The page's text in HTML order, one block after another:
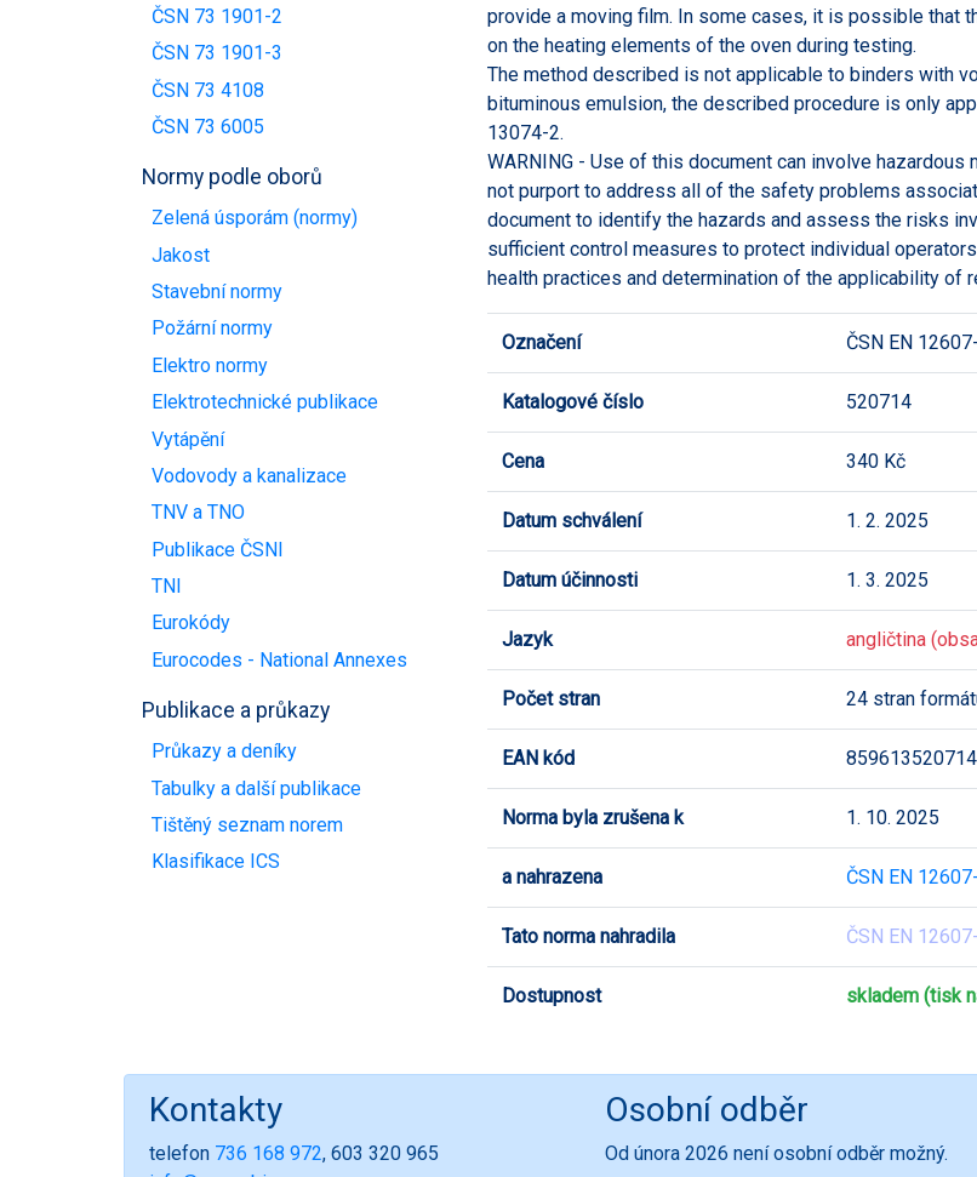
ČSN 73 1901-2
ČSN 73 1901-3
ČSN 73 4108
ČSN 73 6005
Normy podle oborů
Zelená úsporám (normy)
Jakost
Stavební normy
Požární normy
Elektro normy
Elektrotechnické publikace
Vytápění
Vodovody a kanalizace
TNV a TNO
Publikace ČSNI
TNI
Eurokódy
Eurocodes - National Annexes
Publikace a průkazy
Průkazy a deníky
Tabulky a další publikace
Tištěný seznam norem
Klasifikace ICS
provide a moving film. In some cases, it is possible that
on the heating elements of the oven during testing.
The method described is not applicable to binders with
bituminous emulsion, the described procedure is only
13074-2.
WARNING - Use of this document can involve
not purport to address all of the safety problems
document to identify the hazards and assess the risks
sufficient control measures to protect individual
health practices and determination of the applicability of
Označení ČSN EN
Katalogové číslo 520714
Cena 340 Kč
Datum schválení 1. 2. 2025
Datum účinnosti 1. 3. 2025
Jazyk angličtina
Počet stran 24 stran
EAN kód
Norma byla zrušena k 1. 10. 2025
a nahrazena ČSN EN
Tato norma nahradila ČSN EN
Dostupnost skladem (tisk
Kontakty
telefon 736 168 972, 603 320 965
Osobní odběr
Od února 2026 není osobní odběr možný.